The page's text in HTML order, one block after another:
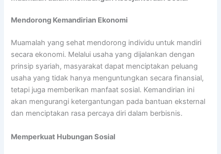
Mendorong Kemandirian Ekonomi
Muamalah yang sehat mendorong individu untuk mandiri
secara ekonomi. Melalui usaha yang dijalankan dengan
prinsip syariah, masyarakat dapat menciptakan peluang
usaha yang tidak hanya menguntungkan secara finansial,
tetapi juga memberikan manfaat sosial. Kemandirian ini
akan mengurangi ketergantungan pada bantuan eksternal
dan menciptakan rasa percaya diri dalam berbisnis.
Memperkuat Hubungan Sosial